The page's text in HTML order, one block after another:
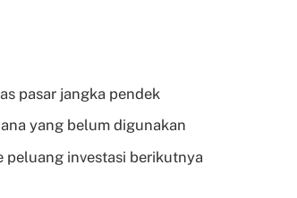
pasar jangka pendek
yang belum digunakan
peluang investasi berikutnya